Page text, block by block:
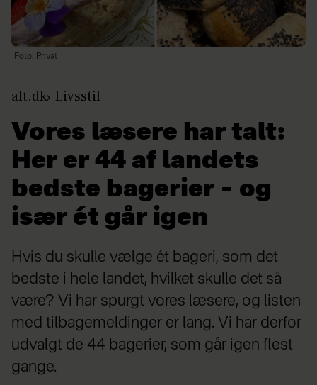
Foto: Privat
alt.dk Livsstil
Vores læsere har talt:
Her er 44 af landets
bedste bagerier – og
især ét går igen
Hvis du skulle vælge ét bageri, som det
bedste i hele landet, hvilket skulle det så
være? Vi har spurgt vores læsere, og listen
med tilbagemeldinger er lang. Vi har derfor
udvalgt de 44 bagerier, som går igen flest
gange.